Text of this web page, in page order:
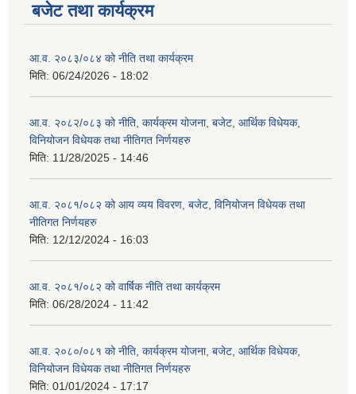
बजेट तथा कार्यक्रम
आ.व. २०८३/०८४ को नीति तथा कार्यक्रम
मिति: 06/24/2026 - 18:02
आ.व. २०८२/०८३ को नीति, कार्यक्रम योजना, बजेट, आर्थिक विधेयक,
विनियोजन विधेयक तथा नीतिगत निर्णयहरु
मिति: 11/28/2025 - 14:46
आ.व. २०८१/०८२ को आय व्यय विवरण, बजेट, विनियोजन विधेयक तथा
नीतिगत निर्णयहरु
मिति: 12/12/2024 - 16:03
आ.व. २०८१/०८२ को वार्षिक नीति तथा कार्यक्रम
मिति: 06/28/2024 - 11:42
आ.व. २०८०/०८१ को नीति, कार्यक्रम योजना, बजेट, आर्थिक विधेयक,
विनियोजन विधेयक तथा नीतिगत निर्णयहरु
मिति: 01/01/2024 - 17:17